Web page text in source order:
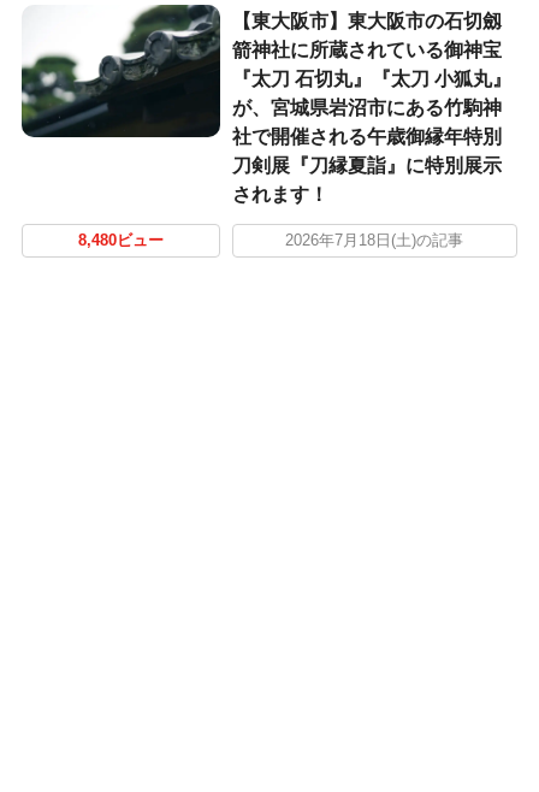
【東大阪市】東大阪市の石切劔
箭神社に所蔵されている御神宝
『太刀 石切丸』『太刀 小狐丸』
が、宮城県岩沼市にある竹駒神
社で開催される午歳御縁年特別
刀剣展『刀縁夏詣』に特別展示
されます！
8,480ビュー 2026年7月18日(土)の記事